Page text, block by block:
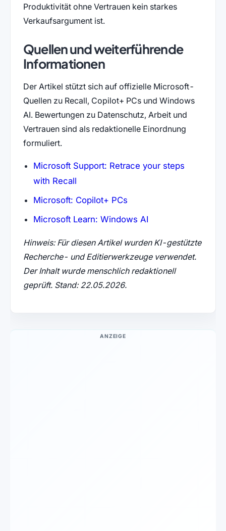
Produktivität ohne Vertrauen kein starkes
Verkaufsargument ist.
Quellen und weiterführende
Informationen
Der Artikel stützt sich auf offizielle Microsoft-
Quellen zu Recall, Copilot+ PCs und Windows
AI. Bewertungen zu Datenschutz, Arbeit und
Vertrauen sind als redaktionelle Einordnung
formuliert.
Microsoft Support: Retrace your steps
with Recall
Microsoft: Copilot+ PCs
Microsoft Learn: Windows AI
Hinweis: Für diesen Artikel wurden KI-gestützte
Recherche- und Editierwerkzeuge verwendet.
Der Inhalt wurde menschlich redaktionell
geprüft. Stand: 22.05.2026.
ANZEIGE